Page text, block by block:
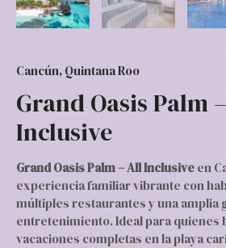
Cancún, Quintana Roo
Grand Oasis Palm
Inclusive
Grand Oasis Palm – All Inclusiveen
experiencia familiar vibrante con
múltiples restaurantes y una amplia
entretenimiento. Ideal para quienes
vacaciones completas en la playa